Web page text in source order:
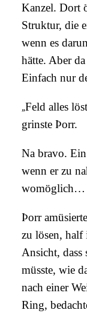
Kanzel. Dort
Struktur, die
wenn es
hätte. Aber
Einfach nur
„Feld alles
grinste Þorr.
Na bravo.
wenn er zu
womöglich…
Þorr
zu lösen, half
Ansicht, dass
müsste, wie
nach einer
Ring,